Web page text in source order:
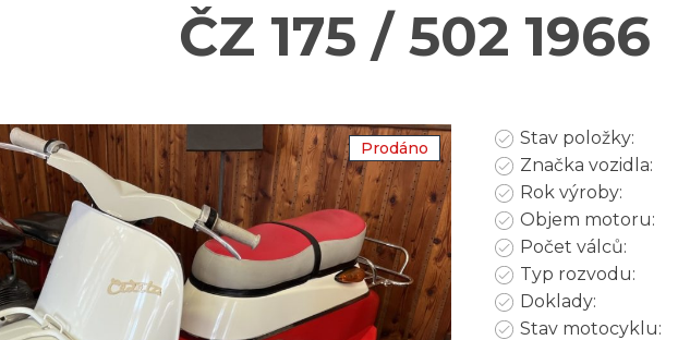
ČZ 175 / 502 1966
Prodáno Stav položky:
Značka vozidla:
Rok výroby:
Objem motoru:
Počet válců:
Typ rozvodu:
Doklady:
Stav motocyklu: